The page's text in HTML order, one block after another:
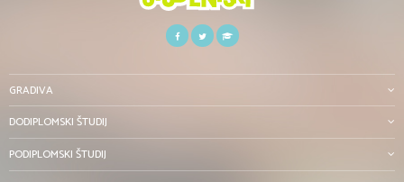
GRADIVA
DODIPLOMSKI ŠTUDIJ
PODIPLOMSKI ŠTUDIJ